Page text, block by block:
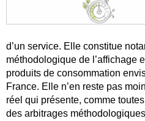
d’un service. Elle constitue
méthodologique de l’affichage
produits de consommation
France. Elle n’en reste pas
réel qui présente, comme
des arbitrages